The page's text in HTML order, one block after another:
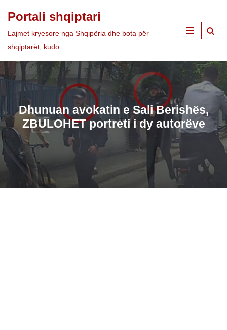
Skip
to
Portali shqiptari
Lajmet kryesore nga Shqipëria dhe bota për
shqiptarët, kudo
Dhunuan avokatin e Sali Berishës,
ZBULOHET portreti i dy autorëve